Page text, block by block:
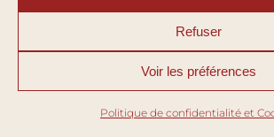
Refuser
Voir les préférences
Politique de confidentialité et